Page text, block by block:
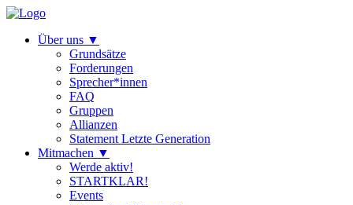
Über uns ▼
Grundsätze
Forderungen
Sprecher*innen
FAQ
Gruppen
Allianzen
Statement Letzte Generation
Mitmachen ▼
Werde aktiv!
STARTKLAR!
Events